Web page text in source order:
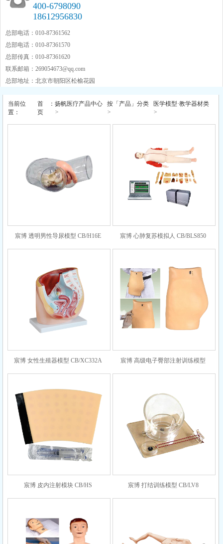
400-6798090
18612956830
总部电话：010-87361562
总部电话：010-87361570
总部传真：010-87361620
联系邮箱： 269054673@qq.com
总部地址：北京市朝阳区松榆花园
当前位
置：
首
页
：扬帆医疗产品中心
>
按「产品」分类
>
医学模型·教学器材类
>
宸博 透明男性导尿模型 CB/H16E 宸博 心肺复苏模拟人 CB/BLS850
宸博 女性生殖器模型 CB/XC332A 宸博 高级电子臀部注射训练模型
CB/HS10A
宸博 皮内注射模块 CB/HS 宸博 打结训练模型 CB/LV8